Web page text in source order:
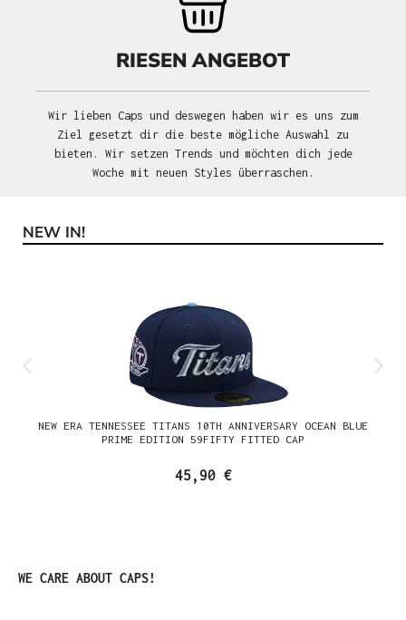
RIESEN ANGEBOT
Wir lieben Caps und deswegen haben wir es uns zum
Ziel gesetzt dir die beste mögliche Auswahl zu
bieten. Wir setzen Trends und möchten dich jede
Woche mit neuen Styles überraschen.
Produktgalerie überspringen
NEW IN!
NEW ERA TENNESSEE TITANS 10TH ANNIVERSARY OCEAN BLUE
PRIME EDITION 59FIFTY FITTED CAP
45,90 €
Produktgalerie überspringen
WE CARE ABOUT CAPS!